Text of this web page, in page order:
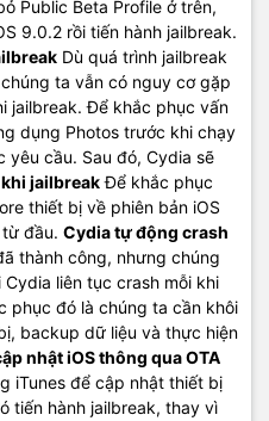
Public Beta Profile ở trên,
9.0.2 rồi tiến hành jailbreak.
Dù quá trình jailbreak
ta vẫn có nguy cơ gặp
jailbreak. Để khắc phục vấn
dụng Photos trước khi chạy
yêu cầu. Sau đó, Cydia sẽ
khi jailbreakĐể khắc phục
thiết bị về phiên bản iOS
đầu. Cydia tự động crash
thành công, nhưng chúng
liên tục crash mỗi khi
phục đó là chúng ta cần khôi
backup dữ liệu và thực hiện
nhật iOS thông qua OTA
iTunes để cập nhật thiết bị
tiến hành jailbreak, thay vì